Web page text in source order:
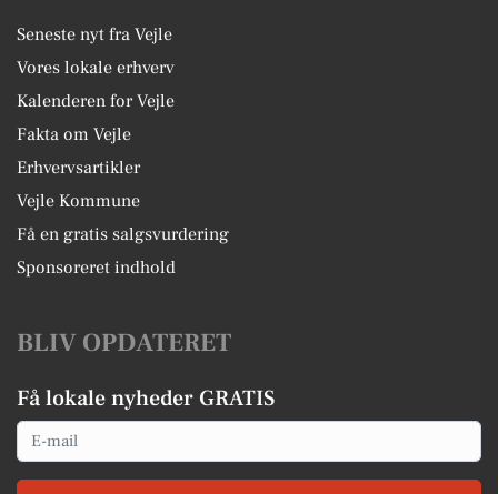
Seneste nyt fra Vejle
Vores lokale erhverv
Kalenderen for Vejle
Fakta om Vejle
Erhvervsartikler
Vejle Kommune
Få en gratis salgsvurdering
Sponsoreret indhold
BLIV OPDATERET
Få lokale nyheder GRATIS
Email